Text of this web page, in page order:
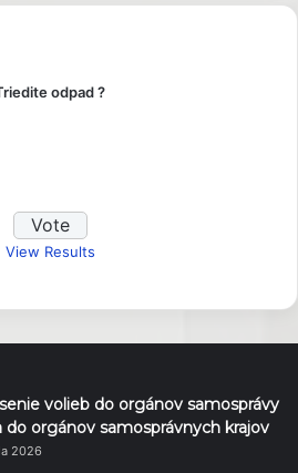
odpad ?
View Results
volieb do orgánov samosprávy
do orgánov samosprávnych krajov
2026